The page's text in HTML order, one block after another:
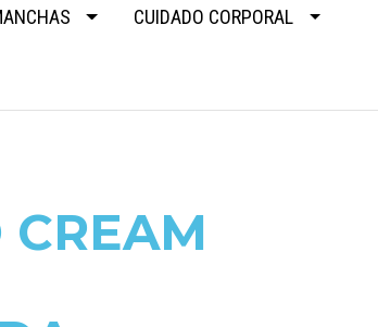
CUIDADO CORPORAL